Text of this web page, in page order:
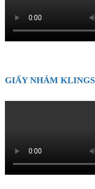
GIẤY NHÁM